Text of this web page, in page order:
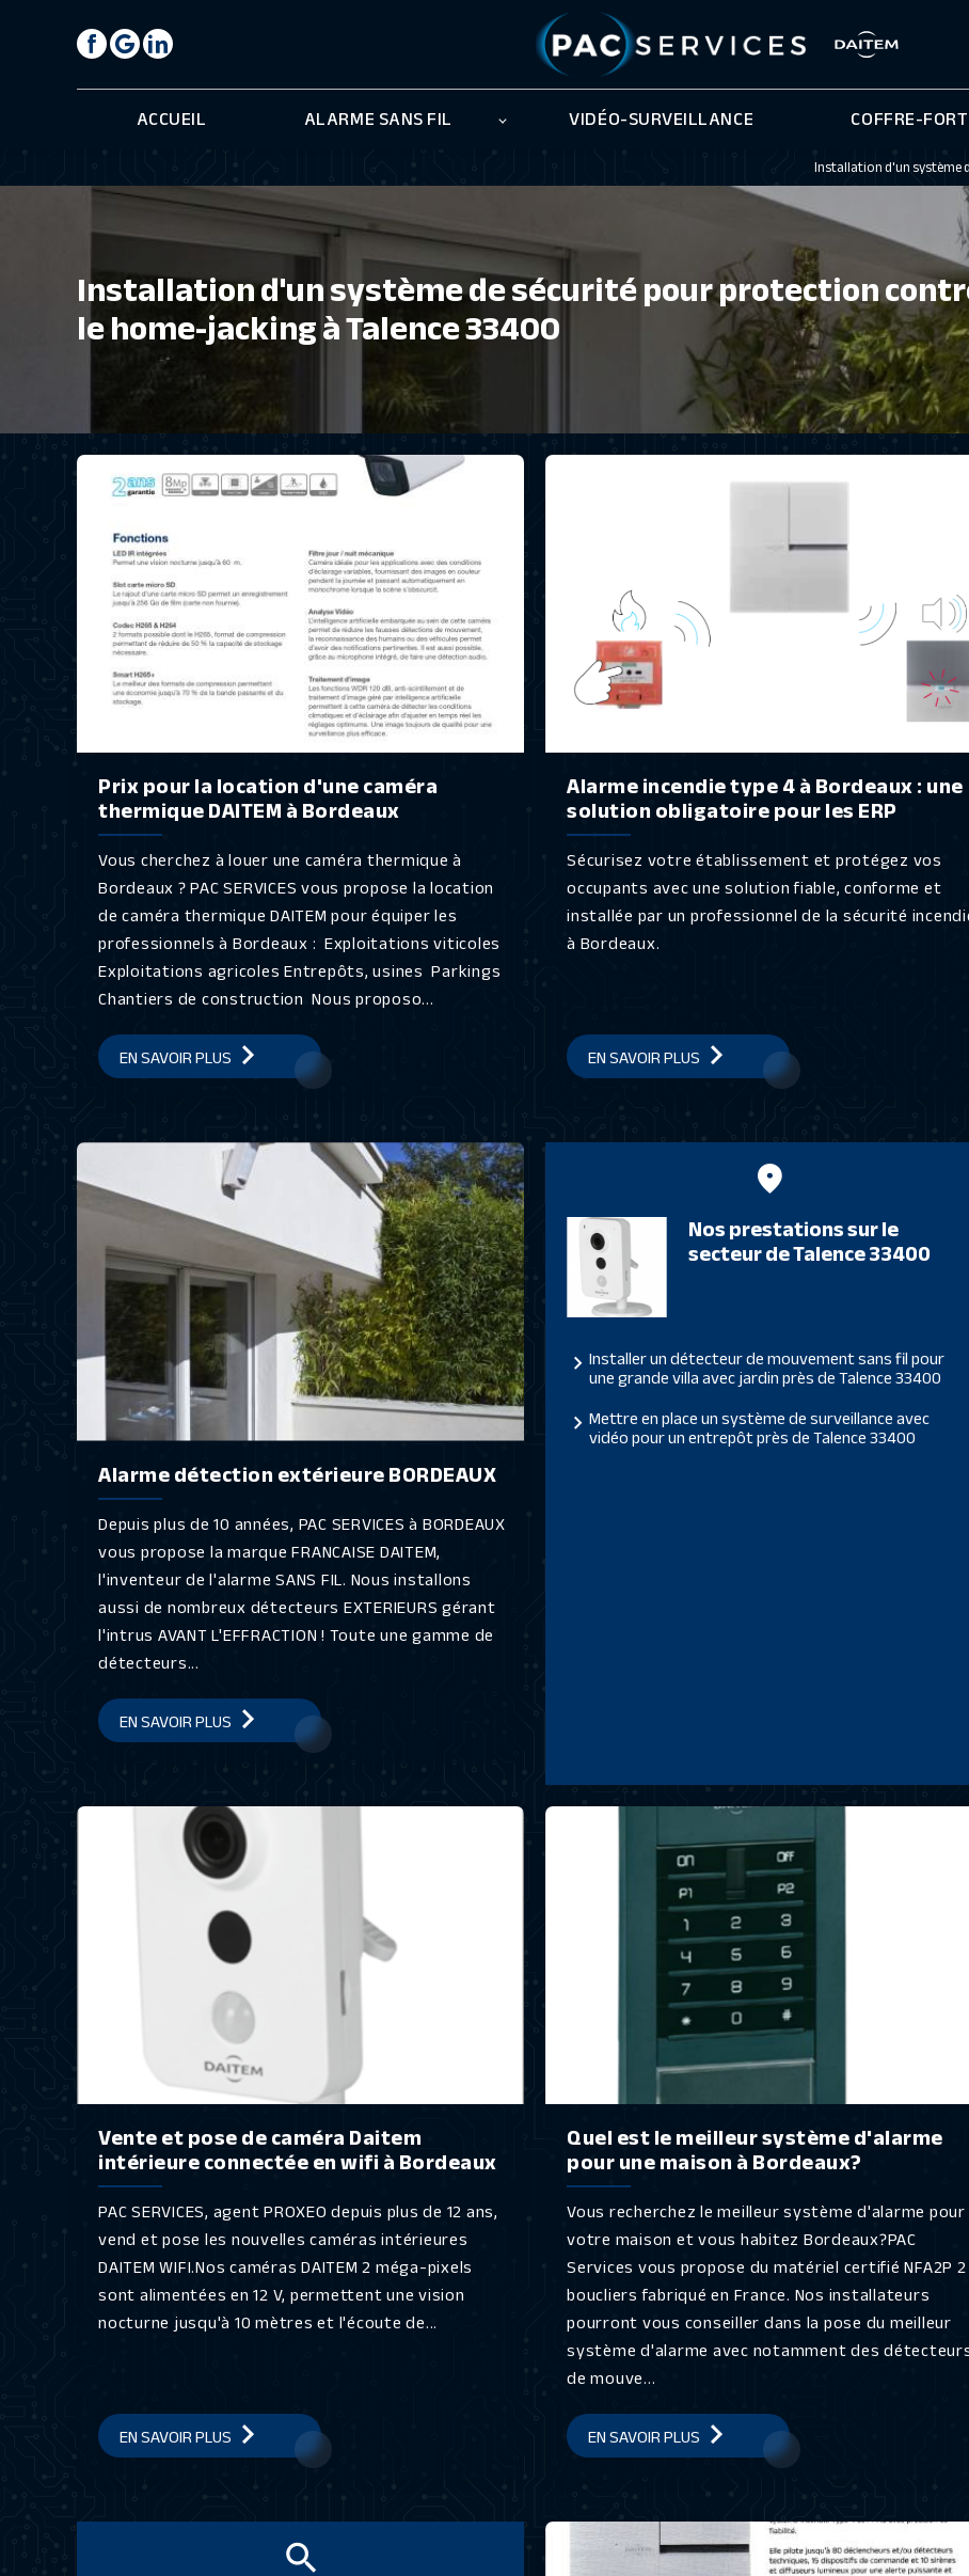
ACCUEIL ALARME SANS FIL VIDÉO-SURVEILLANCE COFFRE-FORT
Installation d'un système
Installation d'un système de sécurité pour protection
le home-jacking à Talence 33400
Prix pour la location d'une caméra
thermique DAITEM à Bordeaux
Vous cherchez à louer une caméra thermique à
Bordeaux ? PAC SERVICES vous propose la location
de caméra thermique DAITEM pour équiper les
professionnels à Bordeaux : Exploitations viticoles
Exploitations agricoles Entrepôts, usines Parkings
Chantiers de construction Nous proposo...
EN SAVOIR PLUS
Alarme incendie type 4 à Bordeaux : une
solution obligatoire pour les ERP
Sécurisez votre établissement et protégez vos
occupants avec une solution fiable, conforme et
installée par un professionnel de la sécurité
à Bordeaux.
EN SAVOIR PLUS
Alarme détection extérieure BORDEAUX
Depuis plus de 10 années, PAC SERVICES à BORDEAUX
vous propose la marque FRANCAISE DAITEM,
l'inventeur de l'alarme SANS FIL. Nous installons
aussi de nombreux détecteurs EXTERIEURS gérant
l'intrus AVANT L'EFFRACTION ! Toute une gamme de
détecteurs...
EN SAVOIR PLUS
Nos prestations sur le
secteur de Talence 33400
Installer un détecteur de mouvement sans fil pour
une grande villa avec jardin près de Talence 33400
Mettre en place un système de surveillance avec
vidéo pour un entrepôt près de Talence 33400
Vente et pose de caméra Daitem
intérieure connectée en wifi à Bordeaux
PAC SERVICES, agent PROXEO depuis plus de 12 ans,
vend et pose les nouvelles caméras intérieures
DAITEM WIFI.Nos caméras DAITEM 2 méga-pixels
sont alimentées en 12 V, permettent une vision
nocturne jusqu'à 10 mètres et l'écoute de...
EN SAVOIR PLUS
Quel est le meilleur système d'alarme
pour une maison à Bordeaux?
Vous recherchez le meilleur système d'alarme pour
votre maison et vous habitez Bordeaux?PAC
Services vous propose du matériel certifié NFA2P 2
boucliers fabriqué en France. Nos installateurs
pourront vous conseiller dans la pose du meilleur
système d'alarme avec notamment des
de mouve...
EN SAVOIR PLUS